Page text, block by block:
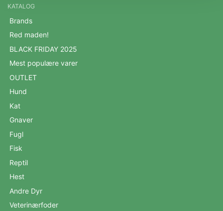
KATALOG
Brands
Red maden!
BLACK FRIDAY 2025
Mest populære varer
OUTLET
Hund
Kat
Gnaver
Fugl
Fisk
Reptil
Hest
Andre Dyr
Veterinærfoder